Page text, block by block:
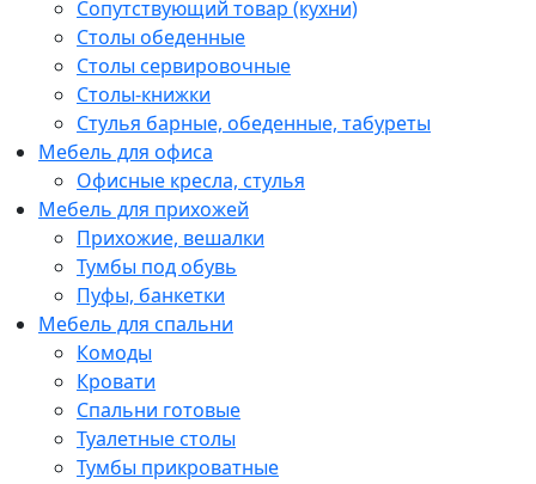
Сопутствующий товар (кухни)
Столы обеденные
Столы сервировочные
Столы-книжки
Стулья барные, обеденные, табуреты
Мебель для офиса
Офисные кресла, стулья
Мебель для прихожей
Прихожие, вешалки
Тумбы под обувь
Пуфы, банкетки
Мебель для спальни
Комоды
Кровати
Спальни готовые
Туалетные столы
Тумбы прикроватные